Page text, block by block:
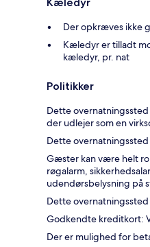
Der opkræves ikke
Kæledyr er tilladt
kæledyr, pr. nat
Politikker
Dette
der udlejer som en
Dette
Gæster kan være helt
røgalarm,
udendørsbelysning på
Dette
Godkendte kreditkort:
Der er mulighed for